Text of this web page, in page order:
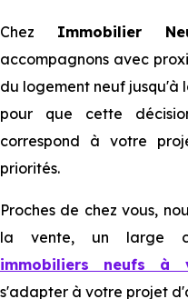
Chez Immobilier
accompagnons avec
du logement neuf jusqu'à
pour que cette
correspond à votre
priorités.
Proches de chez vous,
la vente, un large
immobiliers neufs à
s'adapter à votre projet